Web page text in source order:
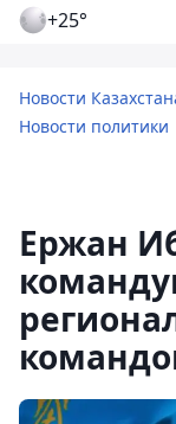
+25°
Новости
Новости политики
Ержан